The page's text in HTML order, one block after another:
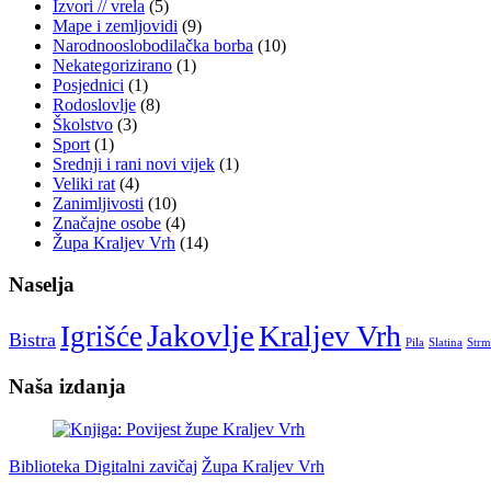
Izvori // vrela (5)
Mape i zemljovidi (9)
Narodnooslobodilačka borba (10)
Nekategorizirano (1)
Posjednici (1)
Rodoslovlje (8)
Školstvo (3)
Sport (1)
Srednji i rani novi vijek (1)
Veliki rat (4)
Zanimljivosti (10)
Značajne osobe (4)
Župa Kraljev Vrh (14)
Naselja
Bistra IgrišćeJakovljeKraljev Vrh Pila Slatina
Naša izdanja
Biblioteka Digitalni zavičaj Župa Kraljev Vrh